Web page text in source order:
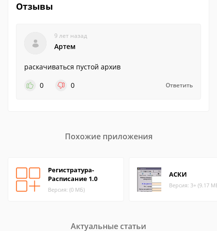
Отзывы
9 лет назад
Артем
раскачиваться пустой архив
0
0 Ответить
Похожие приложения
Регистратура-
Расписание 1.0
Версия: (0 МБ)
АСКИ
Версия: 3+ (9.17
Актуальные статьи